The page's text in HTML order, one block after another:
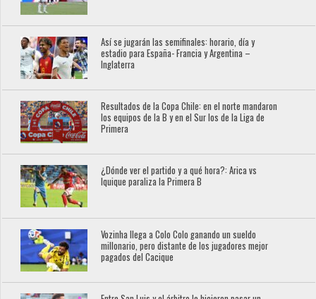
Así se jugarán las semifinales: horario, día y
estadio para España- Francia y Argentina –
Inglaterra
Resultados de la Copa Chile: en el norte mandaron
los equipos de la B y en el Sur los de la Liga de
Primera
¿Dónde ver el partido y a qué hora?: Arica vs
Iquique paraliza la Primera B
Vozinha llega a Colo Colo ganando un sueldo
millonario, pero distante de los jugadores mejor
pagados del Cacique